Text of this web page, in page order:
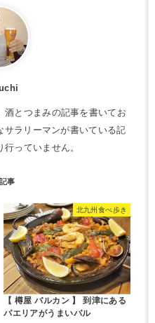
酒とつまみの記事を書いてお
サラリーマンが書いている記
っていません。
北九州食べ歩き
【 樽屋 バルカン 】 到津にある
パエリアがうまいバル